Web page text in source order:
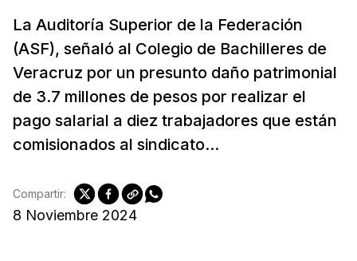
La Auditoría Superior de la Federación
(ASF), señaló al Colegio de Bachilleres de
Veracruz por un presunto daño patrimonial
de 3.7 millones de pesos por realizar el
pago salarial a diez trabajadores que están
comisionados al sindicato...
8 Noviembre 2024
Compartir: